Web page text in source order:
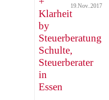
19.Nov..2017